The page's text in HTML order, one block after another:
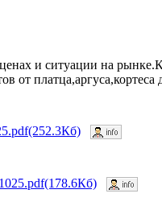
и ситуации на
от платца,аргуса,кортеса